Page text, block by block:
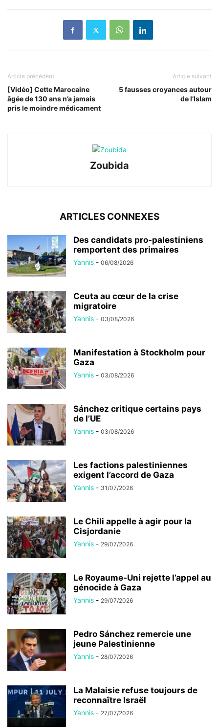
Article précédent
[Vidéo] Cette Marocaine
âgée de 130 ans n’a jamais
pris le moindre médicament
Article suivant
5 fausses croyances autour
de l’Islam
Zoubida
ARTICLES CONNEXES
Des candidats pro-palestiniens
remportent des primaires
Yannis - 06/08/2026
Ceuta au cœur de la crise
migratoire
Yannis - 03/08/2026
Manifestation à Stockholm pour
Gaza
Yannis - 03/08/2026
Sánchez critique certains pays
de l’UE
Yannis - 03/08/2026
Les factions palestiniennes
exigent l’accord de Gaza
Yannis - 31/07/2026
Le Chili appelle à agir pour la
Cisjordanie
Yannis - 29/07/2026
Le Royaume-Uni rejette l’appel au
génocide à Gaza
Yannis - 29/07/2026
Pedro Sánchez remercie une
jeune Palestinienne
Yannis - 28/07/2026
La Malaisie refuse toujours de
reconnaître Israël
Yannis - 27/07/2026